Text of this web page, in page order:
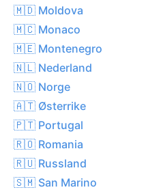
🇲🇩 Moldova
🇲🇨 Monaco
🇲🇪 Montenegro
🇳🇱 Nederland
🇳🇴 Norge
🇦🇹 Østerrike
🇵🇹 Portugal
🇷🇴 Romania
🇷🇺 Russland
🇸🇲 San Marino